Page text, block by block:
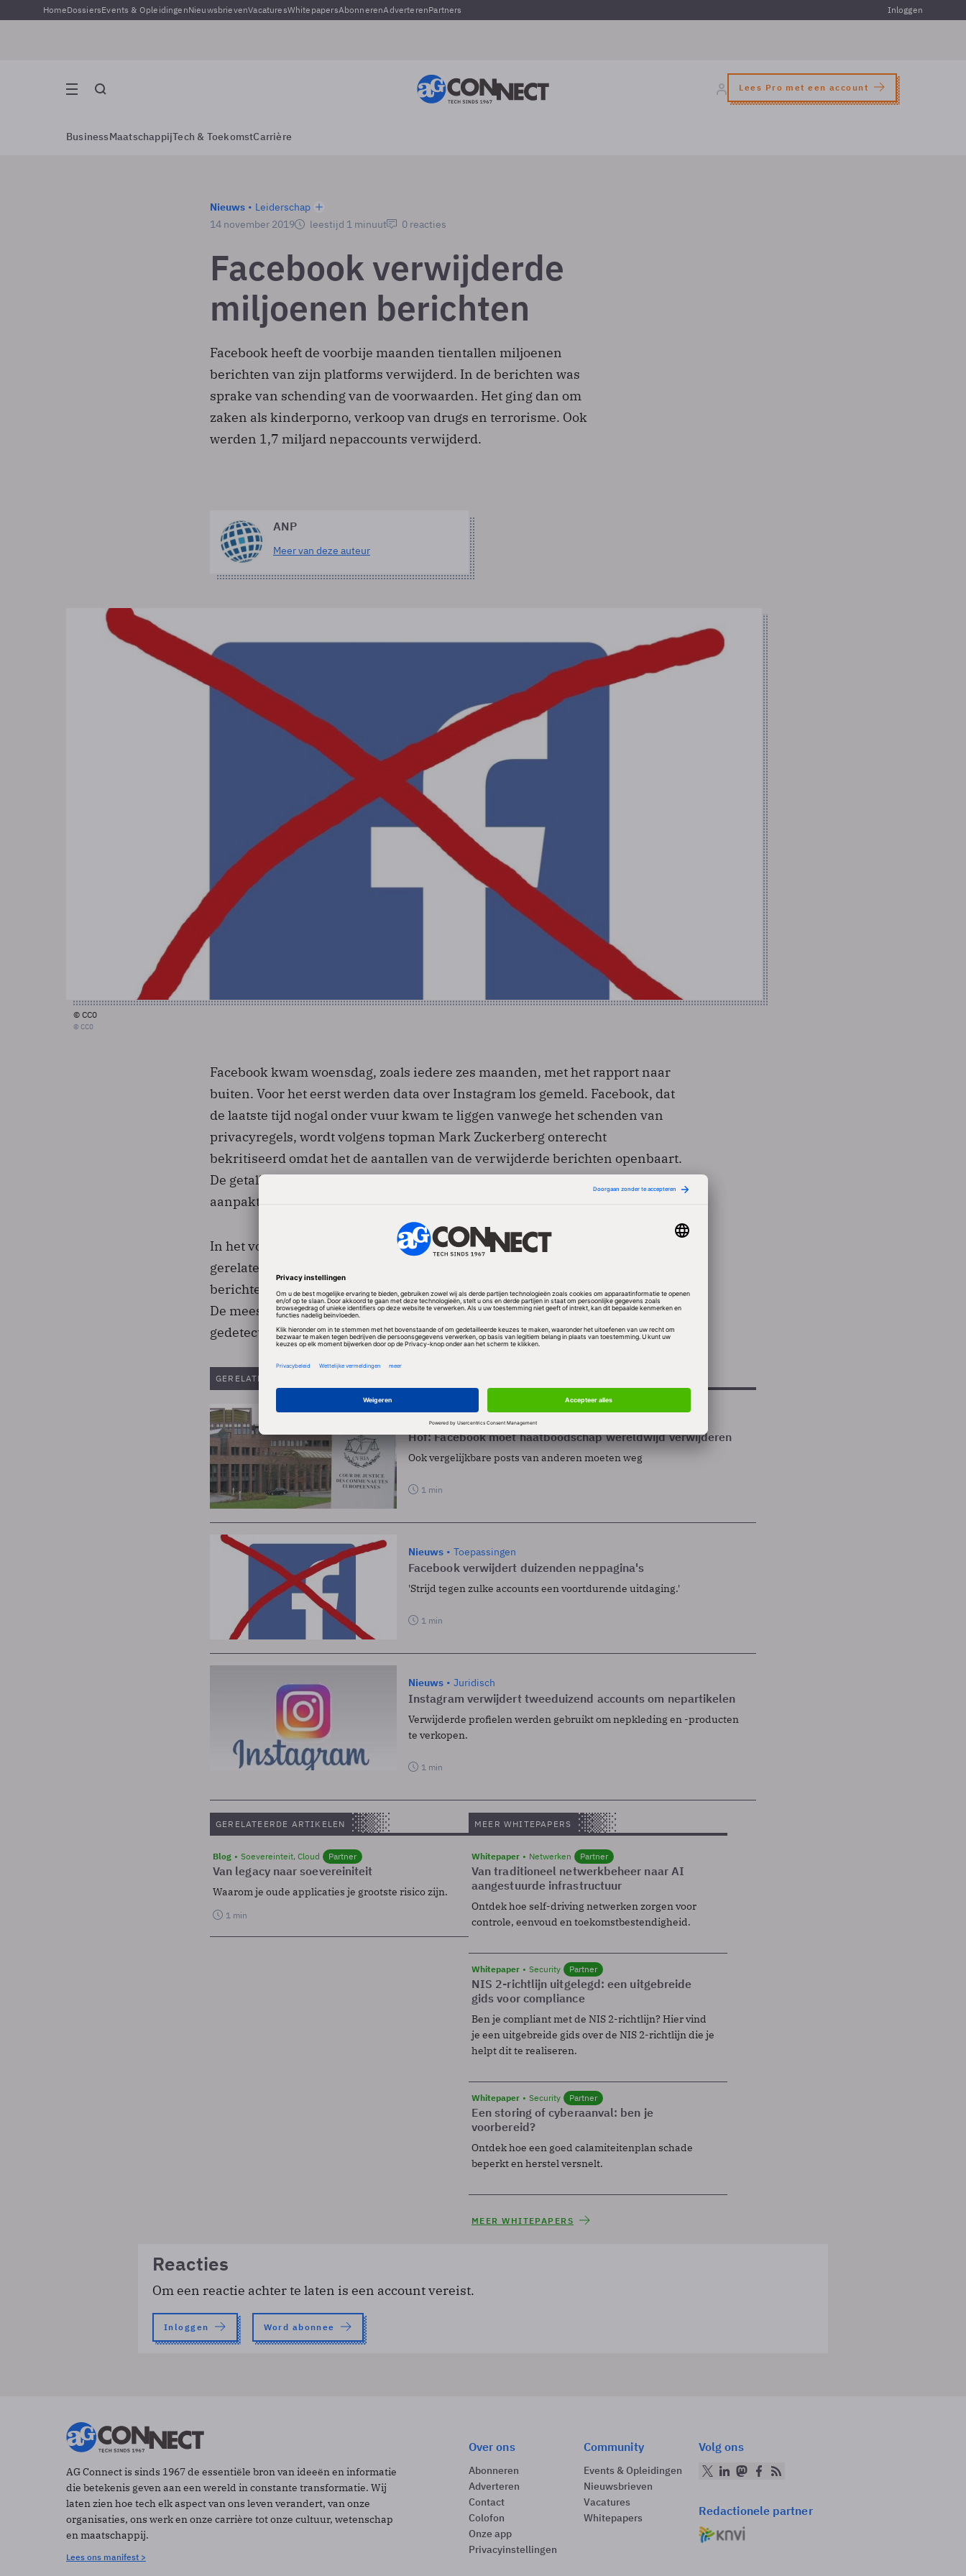
HomeDossiersEvents & OpleidingenNieuwsbrievenVacaturesWhitepapersAbonnerenAdverterenPartners Inloggen
Lees Pro met een account
BusinessMaatschappijTech & ToekomstCarrière
Nieuws
Leiderschap
14 november 2019
leestijd 1 minuut 0 reacties
Facebook verwijderde
miljoenen berichten
Facebook heeft de voorbije maanden tientallen miljoenen
berichten van zijn platforms verwijderd. In de berichten was
sprake van schending van de voorwaarden. Het ging dan om
zaken als kinderporno, verkoop van drugs en terrorisme. Ook
werden 1,7 miljard nepaccounts verwijderd.
ANP
Meer van deze auteur
© CC0
© CC0
Facebook kwam woensdag, zoals iedere zes maanden, met het rapport naar
buiten. Voor het eerst werden data over Instagram los gemeld. Facebook, dat
de laatste tijd nogal onder vuur kwam te liggen vanwege het schenden van
privacyregels, wordt volgens topman Mark Zuckerberg onterecht
bekritiseerd omdat het de aantallen van de verwijderde berichten openbaart.
De getallen tonen volgens hem aan dat Facebook het probleem serieuzer
aanpakt dan concurrenten.
In het voorbij kwartaal werden alleen al 11,6 miljoen berichten met inhoud
gerelateerd aan kinderporno onderschept. Bij drugs ging het om 4,4 miljoen
berichten en bij de verkoop van vuurwapens ging het om 2,3 miljoen posts.
De meeste berichten worden door de algoritmes van Facebook automatisch
gedetecteerd, aldus het techbedrijf.
GERELATEERDE ARTIKELEN
Nieuws Privacy
Hof: Facebook moet haatboodschap wereldwijd verwijderen
Ook vergelijkbare posts van anderen moeten weg
1 min
Nieuws Toepassingen
Facebook verwijdert duizenden neppagina's
'Strijd tegen zulke accounts een voortdurende uitdaging.'
1 min
Nieuws Juridisch
Instagram verwijdert tweeduizend accounts om nepartikelen
Verwijderde profielen werden gebruikt om nepkleding en -producten
te verkopen.
1 min
GERELATEERDE ARTIKELEN
Blog Soevereinteit, Cloud Partner
Van legacy naar soevereiniteit
Waarom je oude applicaties je grootste risico zijn.
1 min
MEER WHITEPAPERS
Whitepaper Netwerken Partner
Van traditioneel netwerkbeheer naar AI
aangestuurde infrastructuur
Ontdek hoe self-driving netwerken zorgen voor
controle, eenvoud en toekomstbestendigheid.
Whitepaper Security Partner
NIS 2-richtlijn uitgelegd: een uitgebreide
gids voor compliance
Ben je compliant met de NIS 2-richtlijn? Hier vind
je een uitgebreide gids over de NIS 2-richtlijn die je
helpt dit te realiseren.
Whitepaper Security Partner
Een storing of cyberaanval: ben je
voorbereid?
Ontdek hoe een goed calamiteitenplan schade
beperkt en herstel versnelt.
MEER WHITEPAPERS
Reacties
Om een reactie achter te laten is een account vereist.
Inloggen Word abonnee
AG Connect is sinds 1967 de essentiële bron van ideeën en informatie
die betekenis geven aan een wereld in constante transformatie. Wij
laten zien hoe tech elk aspect van ons leven verandert, van onze
organisaties, ons werk en onze carrière tot onze cultuur, wetenschap
en maatschappij.
Lees ons manifest >
Over ons
Abonneren
Adverteren
Contact
Colofon
Onze app
Privacyinstellingen
Community
Events & Opleidingen
Nieuwsbrieven
Vacatures
Whitepapers
Volg ons
Redactionele partner